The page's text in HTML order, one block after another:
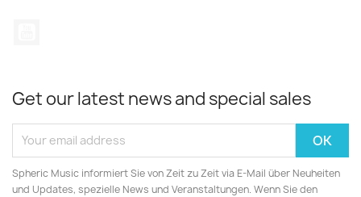
Get our latest news and special sales
Spheric Music informiert Sie von Zeit zu Zeit via E-Mail über Neuheiten
und Updates, spezielle News und Veranstaltungen. Wenn Sie den